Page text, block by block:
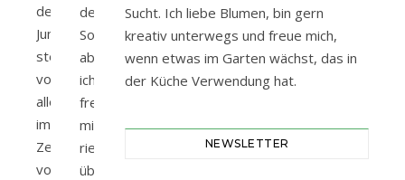
der
Juni
steht
vor
allem
im
Zeichen
von
der
Sommermensch,
aber
ich
freue
mich
riesig
über
Sucht. Ich liebe Blumen, bin gern
kreativ unterwegs und freue mich,
wenn etwas im Garten wächst, das in
der Küche Verwendung hat.
NEWSLETTER